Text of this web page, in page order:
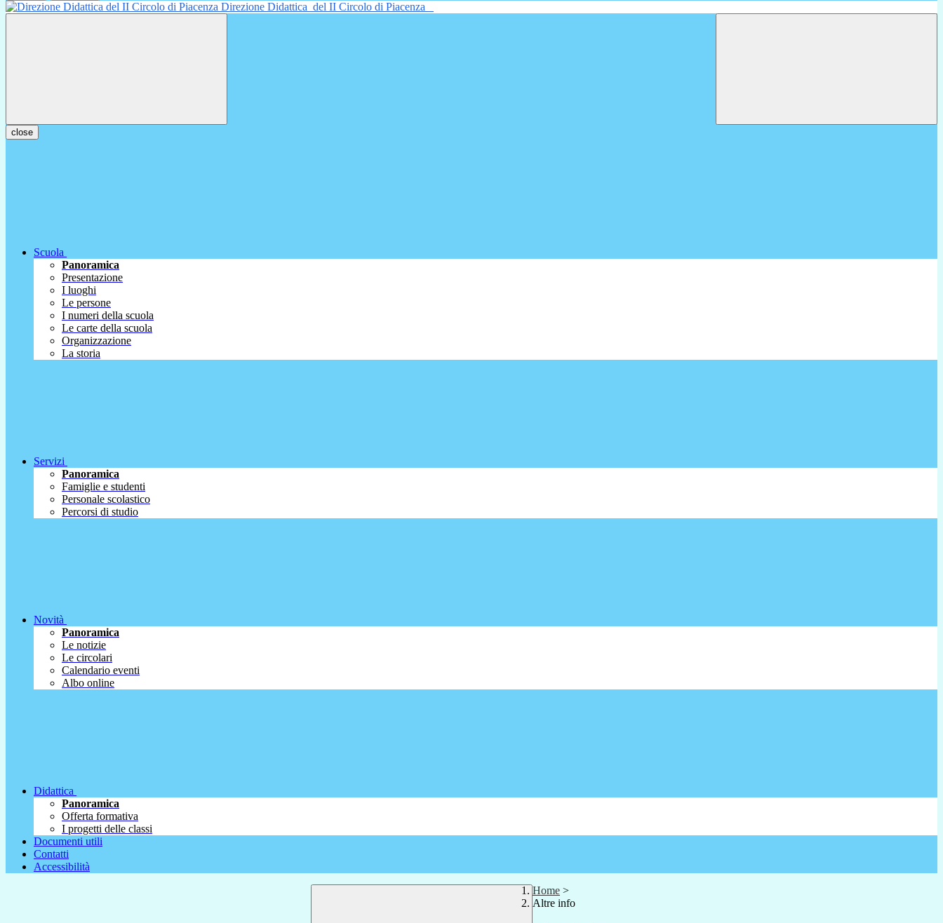
Direzione Didattica del II Circolo di Piacenza
close
Scuola
Panoramica
Presentazione
I luoghi
Le persone
I numeri della scuola
Le carte della scuola
Organizzazione
La storia
Servizi
Panoramica
Famiglie e studenti
Personale scolastico
Percorsi di studio
Novità
Panoramica
Le notizie
Le circolari
Calendario eventi
Albo online
Didattica
Panoramica
Offerta formativa
I progetti delle classi
Documenti utili
Contatti
Accessibilità
Home >
Altre info